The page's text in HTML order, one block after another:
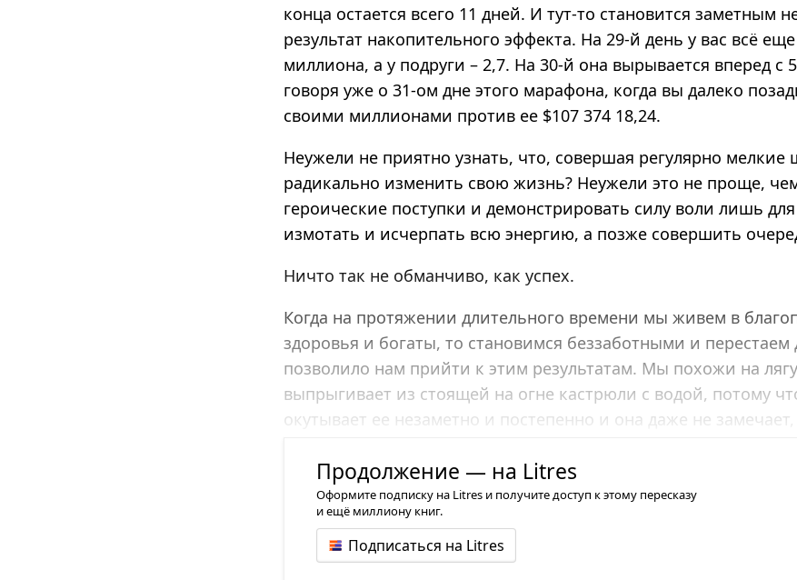
конца остается всего 11 дней. И тут-то становится заметным
результат накопительного эффекта. На 29-й день у вас всё
миллиона, а у подруги – 2,7. На 30-й она вырывается вперед с
говоря уже о 31-ом дне этого марафона, когда вы далеко
своими миллионами против ее $107 374 18,24.
Неужели не приятно узнать, что, совершая регулярно
радикально изменить свою жизнь? Неужели это не проще,
героические поступки и демонстрировать силу воли лишь
измотать и исчерпать всю энергию, а позже совершить
Ничто так не обманчиво, как успех.
Когда на протяжении длительного времени мы живем в
здоровья и богаты, то становимся беззаботными и перестаем
позволило нам прийти к этим результатам. Мы похожи на
выпрыгивает из стоящей на огне кастрюли с водой, потому
окутывает ее незаметно и постепенно и она даже не
Продолжение — на Litres
Оформите подписку на Litres и получите доступ к этому пересказу
и ещё миллиону книг.
Подписаться на Litres